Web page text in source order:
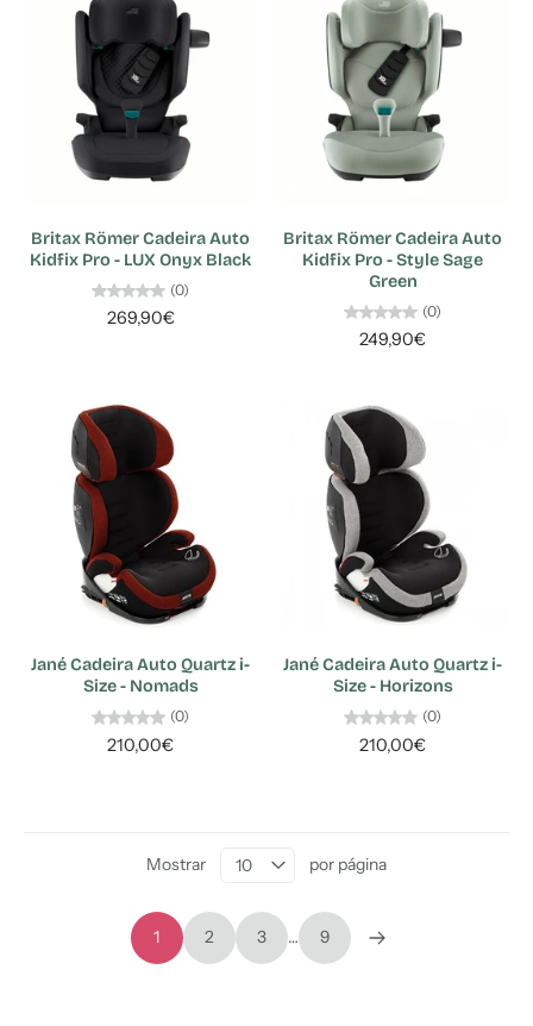
Britax Römer Cadeira Auto
Kidfix Pro - LUX Onyx Black
(0)
269,90€
Britax Römer Cadeira Auto
Kidfix Pro - Style Sage
Green
(0)
249,90€
Jané Cadeira Auto Quartz i-
Size - Nomads
(0)
210,00€
Jané Cadeira Auto Quartz i-
Size - Horizons
(0)
210,00€
1 2 3 … 9
Mostrar por página